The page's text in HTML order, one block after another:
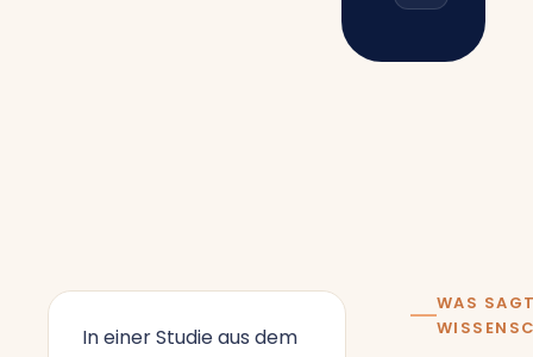
In einer Studie aus dem
WAS